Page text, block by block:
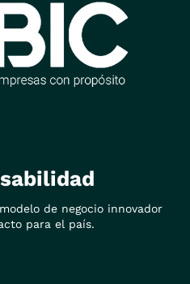
de negocio innovador
para el país.